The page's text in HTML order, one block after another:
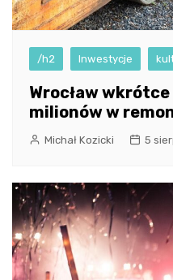
/h2 Inwestycje
Wrocław
milionów w
Michał Kozicki 5